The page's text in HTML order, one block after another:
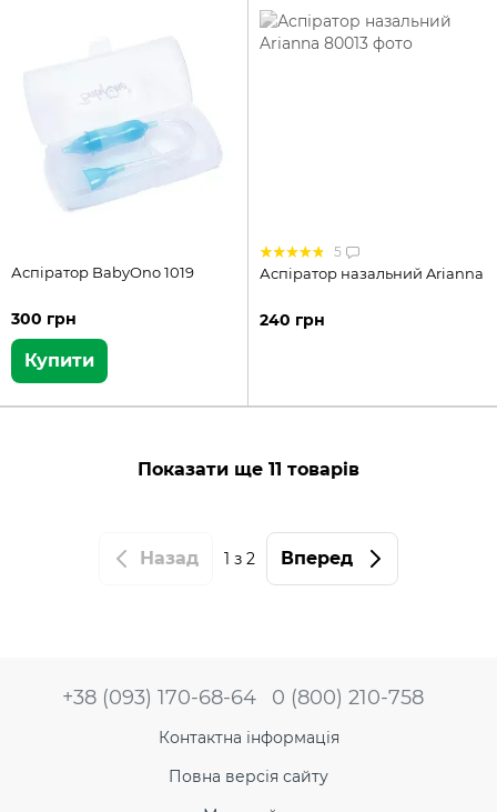
Аспіратор BabyOno 1019
300 грн
Купити
5
Аспіратор назальний Arianna
240 грн
Показати ще 11 товарів
Назад 1 з 2 Вперед
+38 (093) 170-68-64 0 (800) 210-758
Контактна інформація
Повна версія сайту